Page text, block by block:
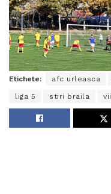
Etichete: afc urleasca
liga 5 stiri braila